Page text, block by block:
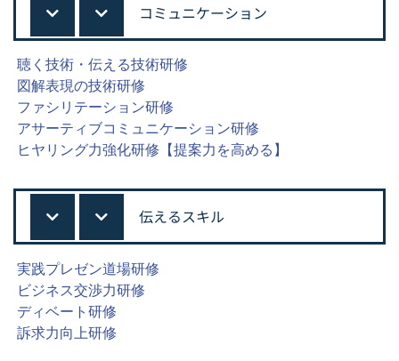
コミュニケーション
聴く技術・伝える技術研修
図解表現の技術研修
ファシリテーション研修
アサーティブコミュニケーション研修
ヒヤリング力強化研修【提案力を高める】
伝えるスキル
実践プレゼン道場研修
ビジネス交渉力研修
ディベート研修
訴求力向上研修